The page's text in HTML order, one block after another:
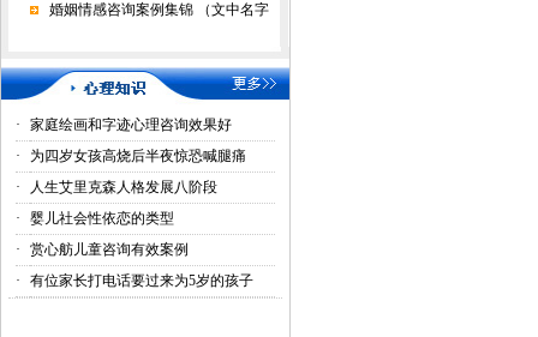
婚姻情感咨询案例集锦 （文中名字
·
家庭绘画和字迹心理咨询效果好
·
为四岁女孩高烧后半夜惊恐喊腿痛
·
人生艾里克森人格发展八阶段
·
婴儿社会性依恋的类型
·
赏心舫儿童咨询有效案例
·
有位家长打电话要过来为5岁的孩子